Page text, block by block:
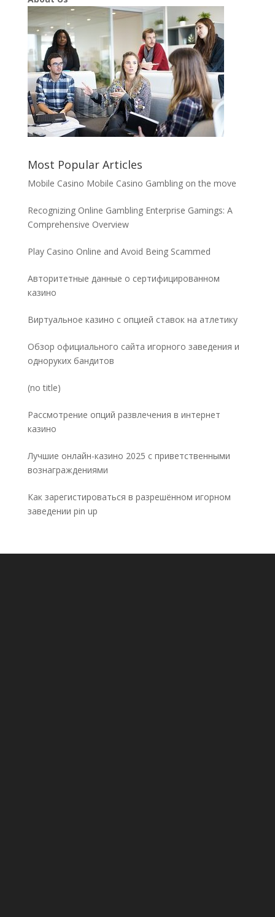
Most Popular Articles
Mobile Casino Mobile Casino Gambling on the move
Recognizing Online Gambling Enterprise Gamings: A
Comprehensive Overview
Play Casino Online and Avoid Being Scammed
Авторитетные данные о сертифицированном
казино
Виртуальное казино с опцией ставок на атлетику
Обзор официального сайта игорного заведения и
одноруких бандитов
(no title)Post
Рассмотрение опций развлечения в интернет
казино
Лучшие онлайн-казино 2025 с приветственными
вознаграждениями
Как зарегистироваться в разрешённом игорном
заведении pin up